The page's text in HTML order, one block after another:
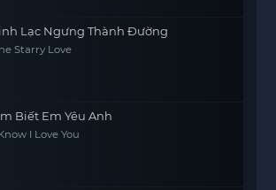
Lạc Ngưng Thành Đường
Starry Love
Biết Em Yêu Anh
I Love You